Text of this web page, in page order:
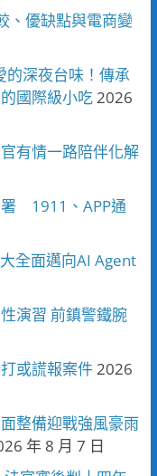
、優缺點與電商變
的深夜台味！傳承
國際級小吃 2026
有情一路陪伴化解
署 1911、APP通
全面邁向AI Agent
演習 前鎮警鐵腕
或謊報案件 2026
整備迎戰強風豪雨
年 8 月 7 日